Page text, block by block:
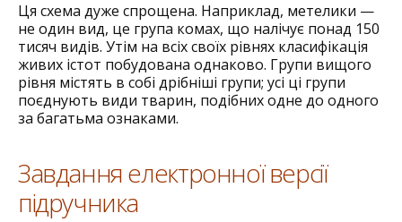
Ця схема дуже спрощена. Наприклад, метелики —
не один вид, це група комах, що налічує понад 150
тисяч видів. Утім на всіх своїх рівнях класифікація
живих істот побудована однаково. Групи вищого
рівня містять в собі дрібніші групи; усі ці групи
поєднують види тварин, подібних одне до одного
за багатьма ознаками.
Завдання електронної версії
підручника